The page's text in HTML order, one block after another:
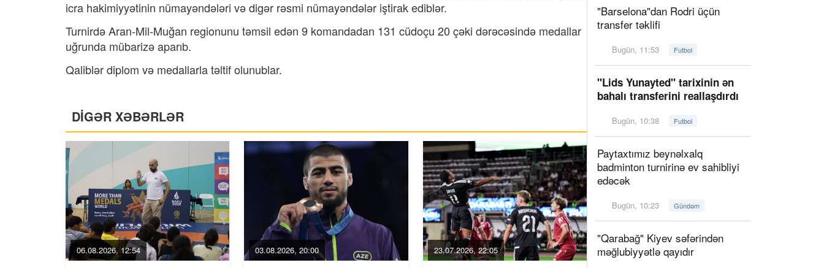
icra hakimiyyətinin nümayəndələri və digər rəsmi nümayəndələr iştirak ediblər.
Turnirdə Aran-Mil-Muğan regionunu təmsil edən 9 komandadan 131 cüdoçu 20 çəki dərəcəsində medallar
uğrunda mübarizə aparıb.
Qaliblər diplom və medallarla təltif olunublar.
DİGƏR XƏBƏRLƏR
06.08.2026, 12:54 03.08.2026, 20:00 23.07.2026, 22:05
"Barselona"dan Rodri üçün
transfer təklifi
Bugün, 11:53 Futbol
"Lids Yunayted" tarixinin ən
bahalı transferini reallaşdırdı
Bugün, 10:38 Futbol
Paytaxtımız beynəlxalq
badminton turnirinə ev sahibliyi
edəcək
Bugün, 10:23 Gündəm
"Qarabağ" Kiyev səfərindən
məğlubiyyətlə qayıdır